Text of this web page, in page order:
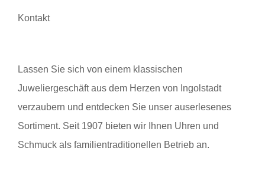
Kontakt
Lassen Sie sich von einem klassischen
Juweliergeschäft aus dem Herzen von Ingolstadt
verzaubern und entdecken Sie unser auserlesenes
Sortiment. Seit 1907 bieten wir Ihnen Uhren und
Schmuck als familientraditionellen Betrieb an.